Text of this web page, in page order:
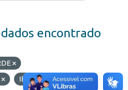
encontrado
IED
Formatos: